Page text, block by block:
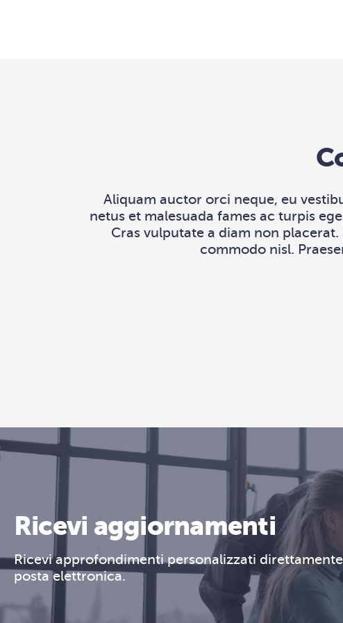
Aliquam auctor orci neque, eu
netus et malesuada fames ac turpis
Cras vulputate a diam non
commodo nisl.
Ricevi aggiornamenti
Ricevi approfondimenti personalizzati
posta elettronica.